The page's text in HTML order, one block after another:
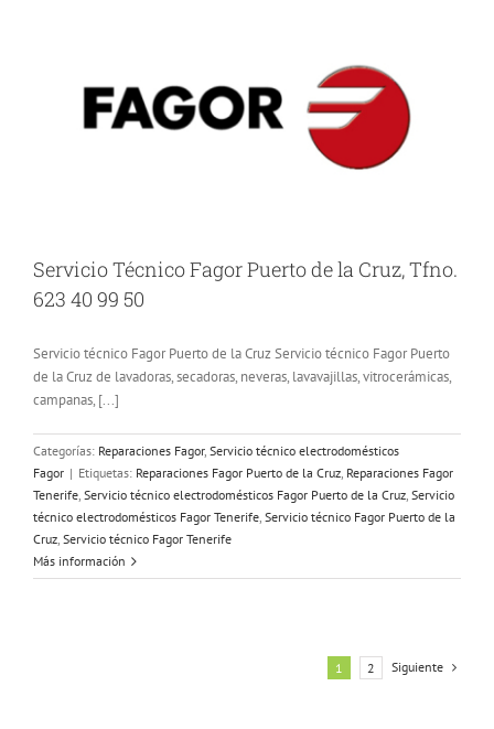
Servicio Técnico Fagor Puerto de la Cruz, Tfno.
623 40 99 50
Servicio técnico Fagor Puerto de la Cruz Servicio técnico Fagor Puerto
de la Cruz de lavadoras, secadoras, neveras, lavavajillas, vitrocerámicas,
campanas, [...]
Categorías: Reparaciones Fagor, Servicio técnico electrodomésticos
Fagor | Etiquetas: Reparaciones Fagor Puerto de la Cruz, Reparaciones Fagor
Tenerife, Servicio técnico electrodomésticos Fagor Puerto de la Cruz, Servicio
técnico electrodomésticos Fagor Tenerife, Servicio técnico Fagor Puerto de la
Cruz, Servicio técnico Fagor Tenerife
Más información
1 2 Siguiente